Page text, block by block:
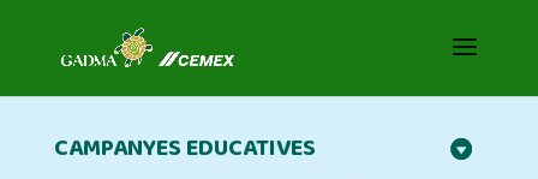
CAMPANYES EDUCATIVES